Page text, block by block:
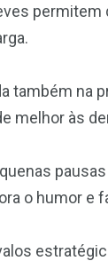
permitem
também na
melhor às
o humor e
9